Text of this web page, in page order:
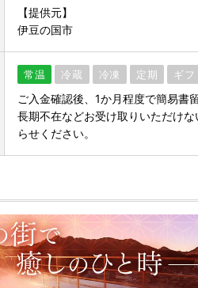
【提供元】
伊豆の国市
常温 冷蔵 冷凍 定期 ギフ
ご入金確認後、1か月程度で簡易書
長期不在などお受け取りいただけ
らせください。